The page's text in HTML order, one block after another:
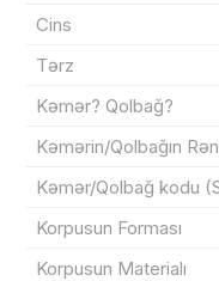
Cins
Tərz
Kəmər? Qolbağ?
Kəmərin/Qolbağın
Kəmər/Qolbağ kodu
Korpusun Forması
Korpusun Materialı
Məhsul(lar)